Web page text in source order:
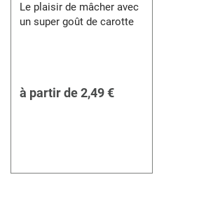
Le plaisir de mâcher avec
un super goût de carotte
à partir de2,49 €